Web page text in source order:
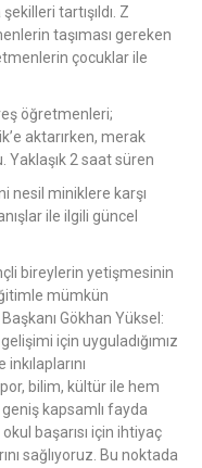
tartışıldı. Z
taşıması gereken
çocuklar ile
öğretmenleri;
aktarırken, merak
2 saat süren
nesil miniklere karşı
ile ilgili güncel
bireylerin yetişmesinin
mümkün
Gökhan Yüksel:
için uyguladığımız
bilim, kültür ile hem
kapsamlı fayda
başarısı için ihtiyaç
sağlıyoruz. Bu noktada